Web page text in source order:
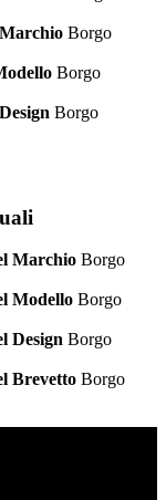
Borgo
Borgo
Borgo
Marchio Borgo
Modello Borgo
Design Borgo
Brevetto Borgo